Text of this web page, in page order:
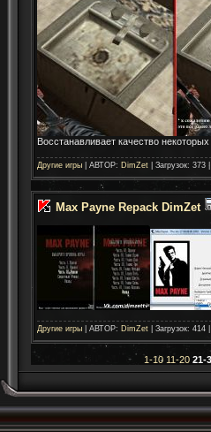
Восстанавливает качество некоторых
Другие игры | АВТОР: DimZet | Загрузок:
Max Payne Repack DimZet
Другие игры | АВТОР: DimZet | Загрузок:
1-10 11-20 21-